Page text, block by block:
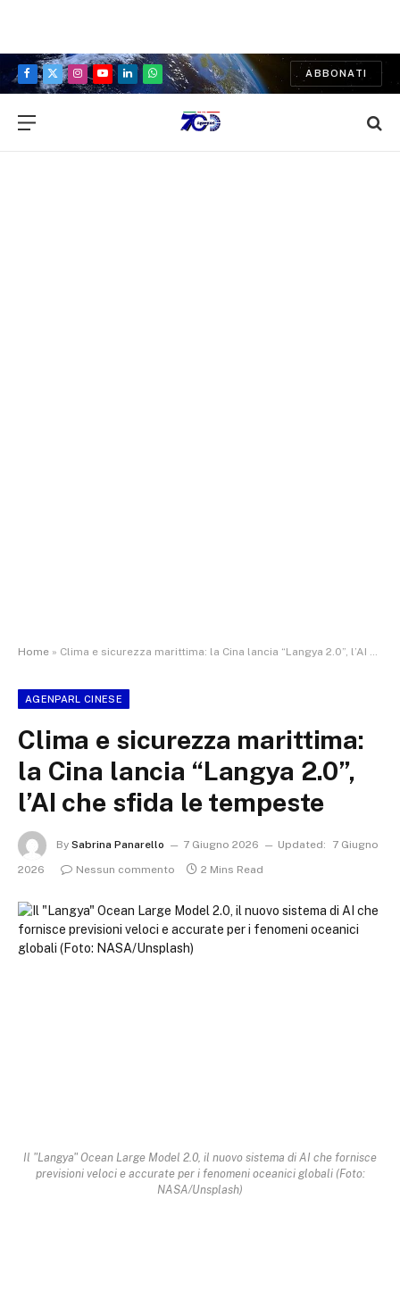
Facebook
X
Instagram
YouTubeLinkedInWhatsApp
ABBONATI
Home » Clima e sicurezza marittima: la Cina lancia “Langya 2.0”, l’AI che sfida le tempeste
AGENPARL CINESE
Clima e sicurezza marittima:
la Cina lancia “Langya 2.0”,
l’AI che sfida le tempeste
By Sabrina Panarello 7 Giugno 2026 Updated:
7 Giugno
2026
Nessun commento 2 Mins Read
Il "Langya" Ocean Large Model 2.0, il nuovo sistema di AI che fornisce
previsioni veloci e accurate per i fenomeni oceanici globali (Foto:
NASA/Unsplash)